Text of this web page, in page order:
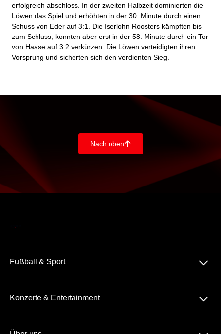
erfolgreich abschloss. In der zweiten Halbzeit dominierten die
Löwen das Spiel und erhöhten in der 30. Minute durch einen
Schuss von Eder auf 3:1. Die Iserlohn Roosters kämpften bis
zum Schluss, konnten aber erst in der 58. Minute durch ein Tor
von Haase auf 3:2 verkürzen. Die Löwen verteidigten ihren
Vorsprung und sicherten sich den verdienten Sieg.
Nach oben􀄨
Fußball & Sport 􀆈
3. Liga
Konzerte & Entertainment 􀆈